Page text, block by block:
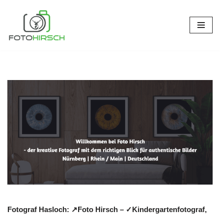
Inhalt
Fotograf Hasloch: ↗️Foto Hirsch – ✓Kindergartenfotograf,